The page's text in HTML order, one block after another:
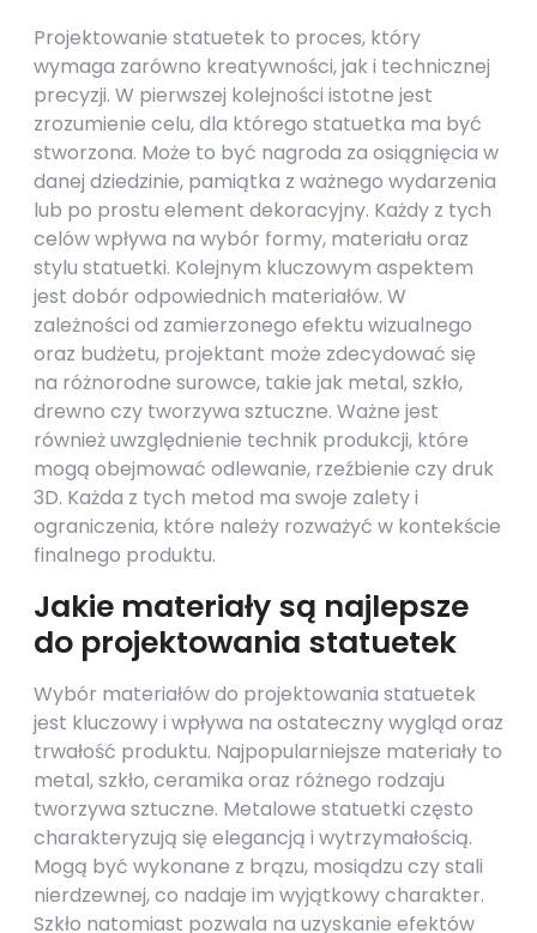
Projektowanie statuetek to proces, który
wymaga zarówno kreatywności, jak i technicznej
precyzji. W pierwszej kolejności istotne jest
zrozumienie celu, dla którego statuetka ma być
stworzona. Może to być nagroda za osiągnięcia w
danej dziedzinie, pamiątka z ważnego wydarzenia
lub po prostu element dekoracyjny. Każdy z tych
celów wpływa na wybór formy, materiału oraz
stylu statuetki. Kolejnym kluczowym aspektem
jest dobór odpowiednich materiałów. W
zależności od zamierzonego efektu wizualnego
oraz budżetu, projektant może zdecydować się
na różnorodne surowce, takie jak metal, szkło,
drewno czy tworzywa sztuczne. Ważne jest
również uwzględnienie technik produkcji, które
mogą obejmować odlewanie, rzeźbienie czy druk
3D. Każda z tych metod ma swoje zalety i
ograniczenia, które należy rozważyć w kontekście
finalnego produktu.
Jakie materiały są najlepsze
do projektowania statuetek
Wybór materiałów do projektowania statuetek
jest kluczowy i wpływa na ostateczny wygląd oraz
trwałość produktu. Najpopularniejsze materiały to
metal, szkło, ceramika oraz różnego rodzaju
tworzywa sztuczne. Metalowe statuetki często
charakteryzują się elegancją i wytrzymałością.
Mogą być wykonane z brązu, mosiądzu czy stali
nierdzewnej, co nadaje im wyjątkowy charakter.
Szkło natomiast pozwala na uzyskanie efektów